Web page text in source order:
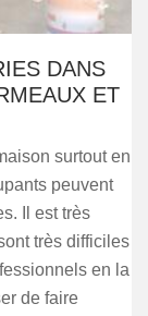
DANS
ET
surtout en
peuvent
Il est très
très difficiles
en la
de faire